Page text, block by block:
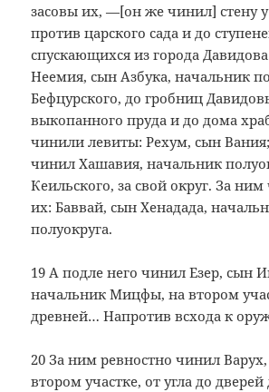
засовы их, —[он же чинил] стену
против царского сада и до
спускающихся из города
Неемия, сын Азбука, начальник
Бефцурского, до гробниц
выкопанного пруда и до дома
чинили левиты: Рехум, сын
чинил Хашавия, начальник
Кеильского, за свой округ. За
их: Баввай, сын Хенадада,
полуокруга.
19 А подле него чинил Езер, сын
начальник Мицфы, на втором
древней… Напротив всхода к
20 За ним ревностно чинил
втором участке, от угла до